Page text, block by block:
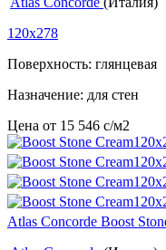
120x278
Поверхность: глянцевая
Назначение: для стен
Цена от 15 546 c/м2
Atlas Concorde Boost